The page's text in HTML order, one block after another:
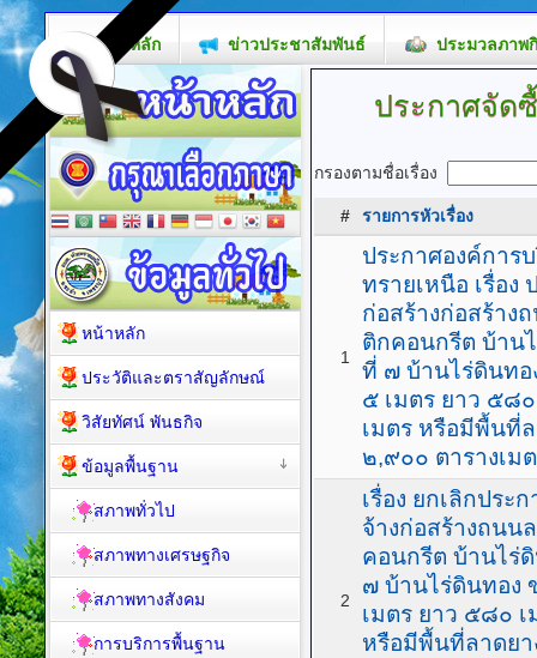
หน้าหลัก ข่าวประชาสัมพันธ์ ประมวลภาพ
ประกาศจัด
กรองตามชื่อเรื่อง
# รายการหัวเรื่อง
1
ประกาศองค์การ
ทรายเหนือ เรื่อง
ก่อสร้างก่อสร้าง
ติกคอนกรีต บ้าน
ที่ ๗ บ้านไร่ดินทอ
๕ เมตร ยาว ๕๘
เมตร หรือมีพื้นที่
๒,๙๐๐ ตารางเม
2
เรื่อง ยกเลิกประ
จ้างก่อสร้างถนน
คอนกรีต บ้านไร่
๗ บ้านไร่ดินทอง
เมตร ยาว ๕๘๐
หรือมีพื้นที่ลาดย
หน้าหลัก
ประวัติและตราสัญลักษณ์
วิสัยทัศน์ พันธกิจ
ข้อมูลพื้นฐาน
สภาพทั่วไป
สภาพทางเศรษฐกิจ
สภาพทางสังคม
การบริการพื้นฐาน